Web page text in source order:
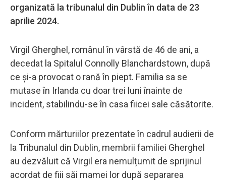
organizată la tribunalul din Dublin în data de 23
aprilie 2024.
Virgil Gherghel, românul în vârstă de 46 de ani, a
decedat la Spitalul Connolly Blanchardstown, după
ce și-a provocat o rană în piept. Familia sa se
mutase în Irlanda cu doar trei luni înainte de
incident, stabilindu-se în casa fiicei sale căsătorite.
Conform mărturiilor prezentate în cadrul audierii de
la Tribunalul din Dublin, membrii familiei Gherghel
au dezvăluit că Virgil era nemulțumit de sprijinul
acordat de fiii săi mamei lor după separarea